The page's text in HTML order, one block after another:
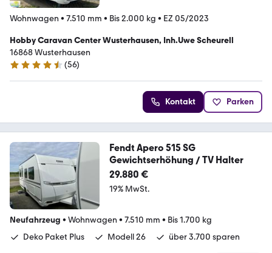
Wohnwagen • 7.510 mm • Bis 2.000 kg • EZ 05/2023
Hobby Caravan Center Wusterhausen, Inh.Uwe Scheurell
16868 Wusterhausen
4.7 Sterne
(56)
Kontakt Parken
Fendt Apero 515 SG
Gewichtserhöhung / TV Halter
29.880 €
19% MwSt.
Neufahrzeug • Wohnwagen • 7.510 mm • Bis 1.700 kg
Deko Paket Plus
Modell 26 über 3.700 sparen